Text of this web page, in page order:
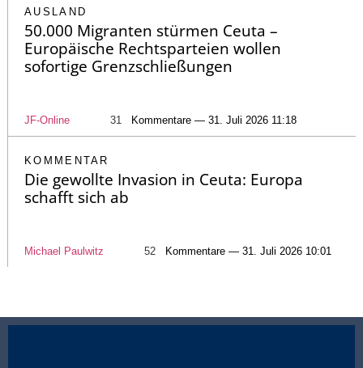
AUSLAND
50.000 Migranten stürmen Ceuta –
Europäische Rechtsparteien wollen
sofortige Grenzschließungen
JF-Online 31 Kommentare — 31. Juli 2026 11:18
KOMMENTAR
Die gewollte Invasion in Ceuta: Europa
schafft sich ab
Michael Paulwitz 52 Kommentare — 31. Juli 2026 10:01